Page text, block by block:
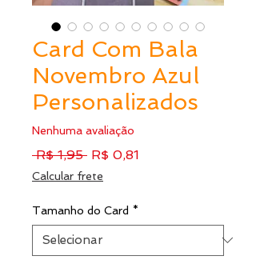
Card Com Bala
Novembro Azul
Personalizados
Nenhuma avaliação
R$ 1,95 Preço
R$ 0,81
Calcular frete
Tamanho do Card *